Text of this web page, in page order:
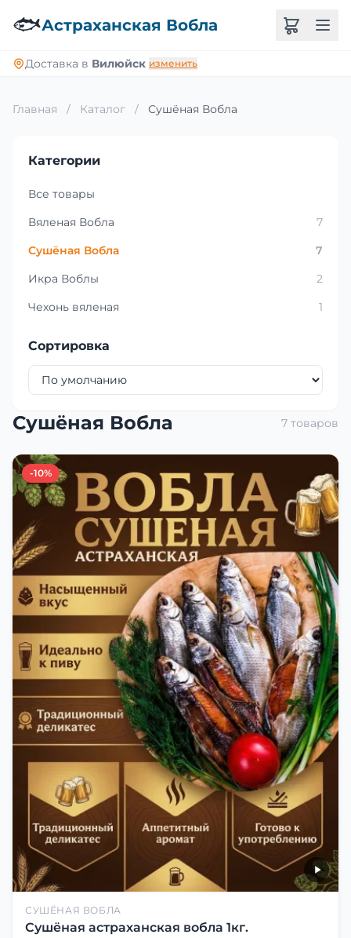
🐟Астраханская Вобла
Доставка в Вилюйск изменить
Главная / Каталог / Сушёная Вобла
Категории
Все товары
Вяленая Вобла
7
Сушёная Вобла
7
Икра Воблы
2
Чехонь вяленая
1
Сортировка
Сушёная Вобла 7 товаров
-10%
СУШЁНАЯ ВОБЛА
Сушёная астраханская вобла 1кг.